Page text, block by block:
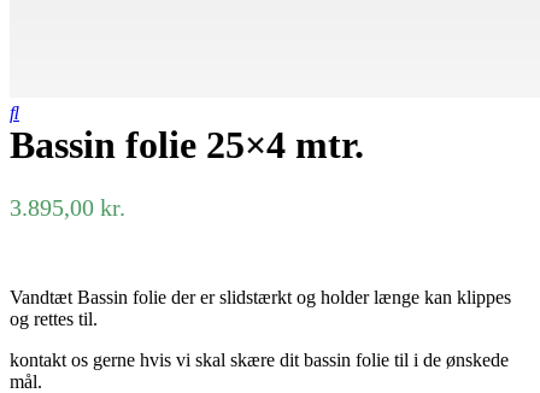
Bassin folie 25×4 mtr.
3.895,00 kr.
Vandtæt Bassin folie der er slidstærkt og holder længe kan klippes
og rettes til.
kontakt os gerne hvis vi skal skære dit bassin folie til i de ønskede
mål.